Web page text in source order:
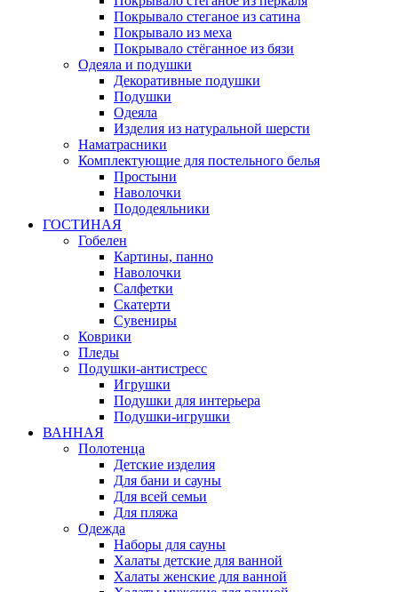
Покрывало стеганое из сатина
Покрывало из меха
Покрывало стёганное из бязи
Одеяла и подушки
Декоративные подушки
Подушки
Одеяла
Изделия из натуральной шерсти
Наматраcники
Комплектующие для постельного белья
Простыни
Наволочки
Пододеяльники
ГОСТИНАЯ
Гобелен
Картины, панно
Наволочки
Салфетки
Скатерти
Сувениры
Коврики
Пледы
Подушки-антистресс
Игрушки
Подушки для интерьера
Подушки-игрушки
ВАННАЯ
Полотенца
Детские изделия
Для бани и сауны
Для всей семьи
Для пляжа
Одежда
Наборы для сауны
Халаты детские для ванной
Халаты женские для ванной